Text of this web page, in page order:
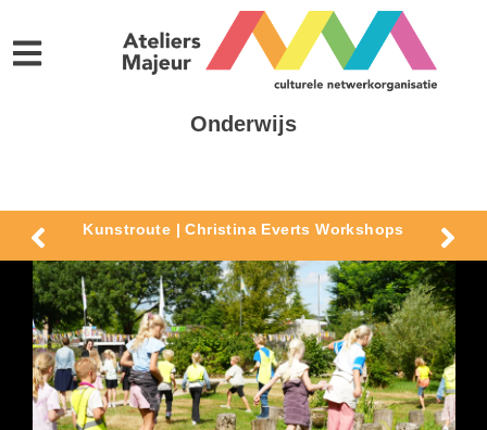
Onderwijs
Kunstroute | Christina Everts Workshops